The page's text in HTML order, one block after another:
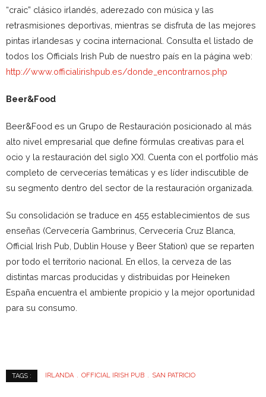
“craic” clásico irlandés, aderezado con música y las
retrasmisiones deportivas, mientras se disfruta de las mejores
pintas irlandesas y cocina internacional. Consulta el listado de
todos los Officials Irish Pub de nuestro país en la página web:
http://www.officialirishpub.es/donde_encontrarnos.php
Beer&Food
Beer&Food es un Grupo de Restauración posicionado al más
alto nivel empresarial que define fórmulas creativas para el
ocio y la restauración del siglo XXI. Cuenta con el portfolio más
completo de cervecerías temáticas y es líder indiscutible de
su segmento dentro del sector de la restauración organizada.
Su consolidación se traduce en 455 establecimientos de sus
enseñas (Cervecería Gambrinus, Cervecería Cruz Blanca,
Official Irish Pub, Dublin House y Beer Station) que se reparten
por todo el territorio nacional. En ellos, la cerveza de las
distintas marcas producidas y distribuidas por Heineken
España encuentra el ambiente propicio y la mejor oportunidad
para su consumo.
TAGS : IRLANDA OFFICIAL IRISH PUB SAN PATRICIO